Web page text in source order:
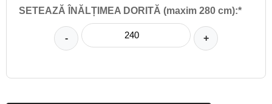
SETEAZĂ ÎNĂLȚIMEA DORITĂ (maxim 280 cm):*
- +